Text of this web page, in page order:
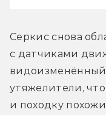
Серкис снова
с датчиками
утяжелители,
и походку